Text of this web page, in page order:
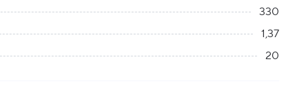
330
1,37
20